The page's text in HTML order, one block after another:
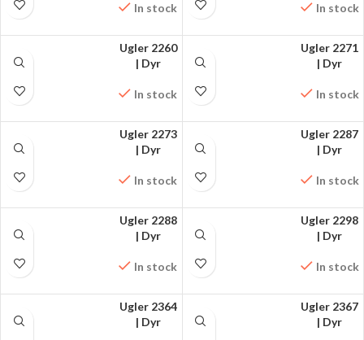
In stock In stock
FÅ MØNSTRET PÅ
Ugler 2260
| Dyr
In stock
FÅ MØNSTRET PÅ
Ugler 2271
| Dyr
In stock
FÅ MØNSTRET PÅ
Ugler 2273
| Dyr
In stock
FÅ MØNSTRET PÅ
Ugler 2287
| Dyr
In stock
FÅ MØNSTRET PÅ
Ugler 2288
| Dyr
In stock
FÅ MØNSTRET PÅ
Ugler 2298
| Dyr
In stock
FÅ MØNSTRET PÅ
Ugler 2364
| Dyr
FÅ MØNSTRET PÅ
Ugler 2367
| Dyr